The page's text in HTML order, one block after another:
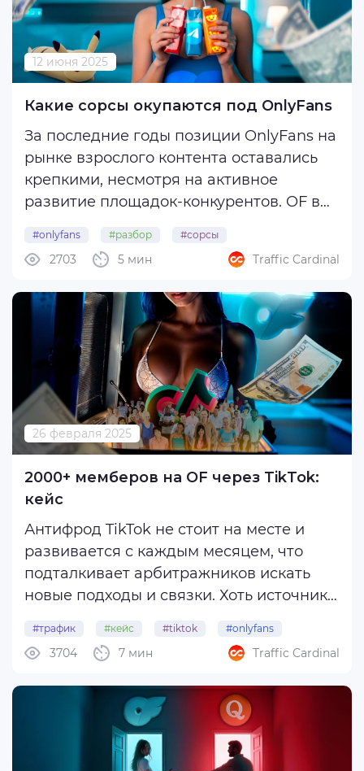
12 июня 2025
Какие сорсы окупаются под OnlyFans
За последние годы позиции OnlyFans на
рынке взрослого контента оставались
крепкими, несмотря на активное
развитие площадок-конкурентов. OF в
отставать от соперников, но высокий
конверт и доход моделей компенсирует
все недостатки.
Сегодня расскажем о ...
#onlyfans #разбор #сорсы
5 мин
2703 Traffic Cardinal
26 февраля 2025
2000+ мемберов на OF через TikTok:
кейс
Антифрод TikTok не стоит на месте и
развивается с каждым месяцем, что
подталкивает арбитражников искать
новые подходы и связки. Хоть источник
колеса, байерам удается успешно
заливаться в плюс. В этой статье мы
разберем кейс от веба, который
работает с TikTok ...
#трафик #кейс #tiktok #onlyfans
7 мин
3704 Traffic Cardinal